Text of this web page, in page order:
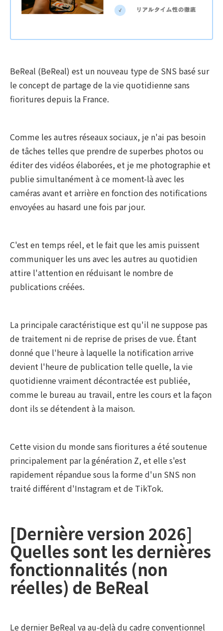
BeReal (BeReal) est un nouveau type de SNS basé sur
le concept de partage de la vie quotidienne sans
fioritures depuis la France.
Comme les autres réseaux sociaux, je n'ai pas besoin
de tâches telles que prendre de superbes photos ou
éditer des vidéos élaborées, et je me photographie et
publie simultanément à ce moment-là avec les
caméras avant et arrière en fonction des notifications
envoyées au hasard une fois par jour.
C'est en temps réel, et le fait que les amis puissent
communiquer les uns avec les autres au quotidien
attire l'attention en réduisant le nombre de
publications créées.
La principale caractéristique est qu'il ne suppose pas
de traitement ni de reprise de prises de vue. Étant
donné que l'heure à laquelle la notification arrive
devient l'heure de publication telle quelle, la vie
quotidienne vraiment décontractée est publiée,
comme le bureau au travail, entre les cours et la façon
dont ils se détendent à la maison.
Cette vision du monde sans fioritures a été soutenue
principalement par la génération Z, et elle s'est
rapidement répandue sous la forme d'un SNS non
traité différent d'Instagram et de TikTok.
[Dernière version 2026]
Quelles sont les dernières
fonctionnalités (non
réelles) de BeReal
Le dernier BeReal va au-delà du cadre conventionnel